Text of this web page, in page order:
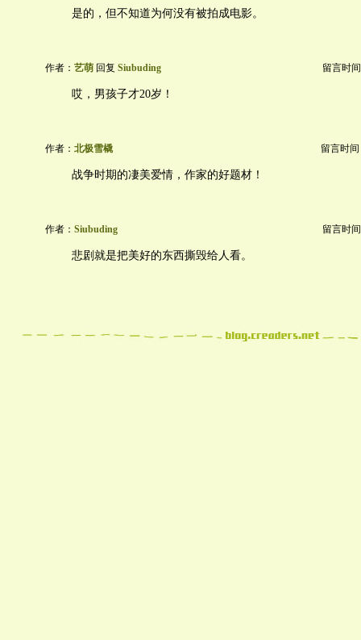
是的，但不知道为何没有被拍成电影。
作者： 艺萌 回复 Siubuding 留言时
哎，男孩子才20岁！
作者： 北极雪橇 留言时间
战争时期的凄美爱情，作家的好题材！
作者： Siubuding 留言时
悲剧就是把美好的东西撕毁给人看。